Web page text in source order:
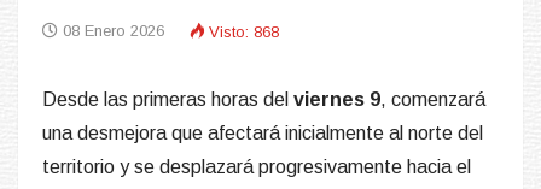
08 Enero 2026 Visto: 868
Desde las primeras horas del viernes 9, comenzará
una desmejora que afectará inicialmente al norte del
territorio y se desplazará progresivamente hacia el